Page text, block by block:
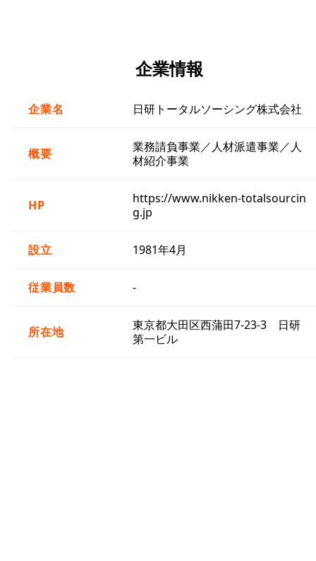
企業情報
企業名 日研トータルソーシング株式会社
概要
業務請負事業／人材派遣事業／人
材紹介事業
HP
https://www.nikken-totalsourcin
g.jp
設立 1981年4月
従業員数 -
所在地
東京都大田区西蒲田7-23-3 日研
第一ビル